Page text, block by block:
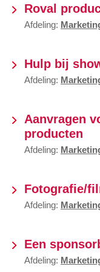
Roval
Afdeling:
Hulp bij
Afdeling:
Aanvragen
producten
Afdeling:
Fotografie/
Afdeling:
Een
Afdeling: